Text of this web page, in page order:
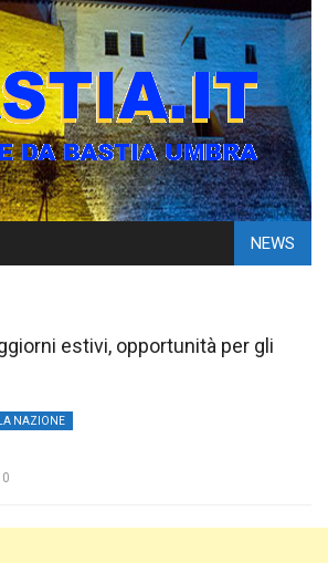
NEWS
estivi, opportunità per gli
LA NAZIONE
0